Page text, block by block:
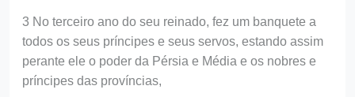
3 No terceiro ano do seu reinado, fez um banquete a
todos os seus príncipes e seus servos, estando assim
perante ele o poder da Pérsia e Média e os nobres e
príncipes das províncias,